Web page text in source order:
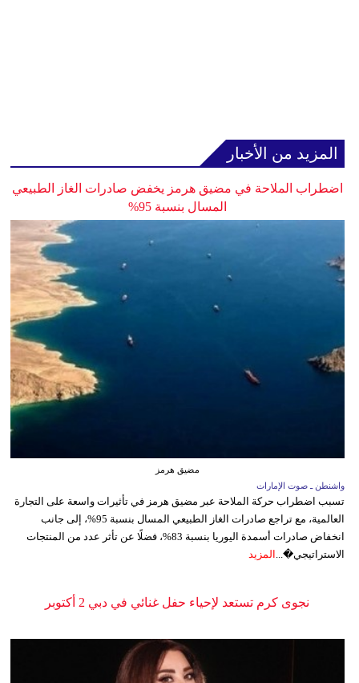
المزيد من الأخبار
اضطراب الملاحة في مضيق هرمز يخفض صادرات الغاز الطبيعي
المسال بنسبة 95%
مضيق هرمز
واشنطن ـ صوت الإمارات
تسبب اضطراب حركة الملاحة عبر مضيق هرمز في تأثيرات واسعة على التجارة
العالمية، مع تراجع صادرات الغاز الطبيعي المسال بنسبة 95%، إلى جانب
انخفاض صادرات أسمدة اليوريا بنسبة 83%، فضلًا عن تأثر عدد من المنتجات
الاستراتيجي�... المزيد
نجوى كرم تستعد لإحياء حفل غنائي في دبي 2 أكتوبر